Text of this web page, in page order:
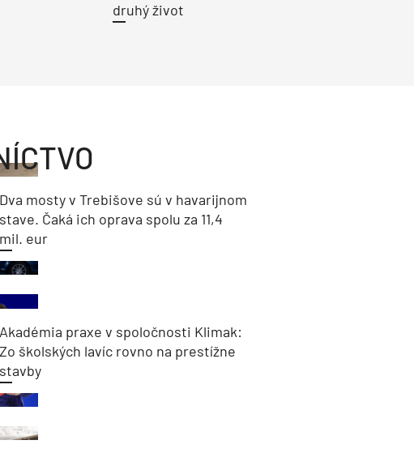
druhý život
Dva mosty v Trebišove sú v havarijnom
stave. Čaká ich oprava spolu za 11,4
mil. eur
Akadémia praxe v spoločnosti Klimak:
Zo školských lavíc rovno na prestížne
stavby